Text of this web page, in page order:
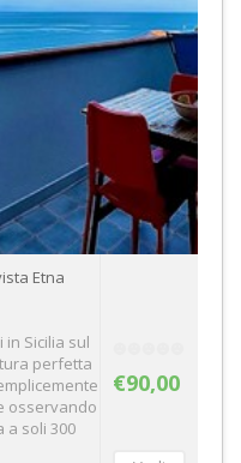
€90,00
Etna
Sicilia sul
perfetta
osservando
a soli 300